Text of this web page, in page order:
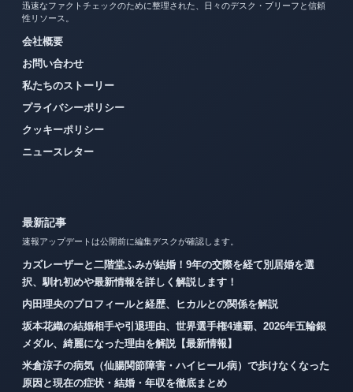
迅速なファクトチェックのために整理された、日々のデスク・ブリーフと信頼
性リソース。
会社概要
お問い合わせ
私たちのストーリー
プライバシーポリシー
クッキーポリシー
ニュースレター
最新記事
速報アップデートは公開前に編集デスクが確認します。
カズレーザーと二階堂ふみが結婚！9年の交際を経て別居婚を選
択、馴れ初めや最新情報を詳しく解説します！
内田理央のプロフィールと経歴、ヒカルとの関係を解説
坂本花織の結婚相手や引退理由、世界選手権4連覇、2026年五輪銀
メダル、綺麗になった理由を解説【最新情報】
米倉涼子の病気（仙腸関節障害・ハイヒール病）で歩けなくなった
原因と現在の症状・結婚・年収を徹底まとめ